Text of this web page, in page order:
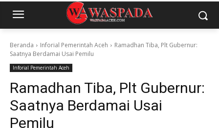
Beranda Inforial Pemerintah Aceh
Ramadhan Tiba, Plt Gubernur:
Saatnya Berdamai Usai Pemilu
Inforial Pemerintah Aceh
Ramadhan Tiba, Plt Gubernur:
Saatnya Berdamai Usai
Pemilu